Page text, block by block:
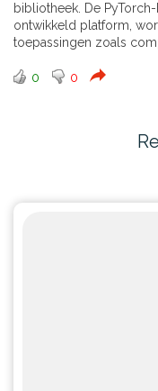
bibliotheek. De
ontwikkeld platform,
toepassingen zoals
0 0